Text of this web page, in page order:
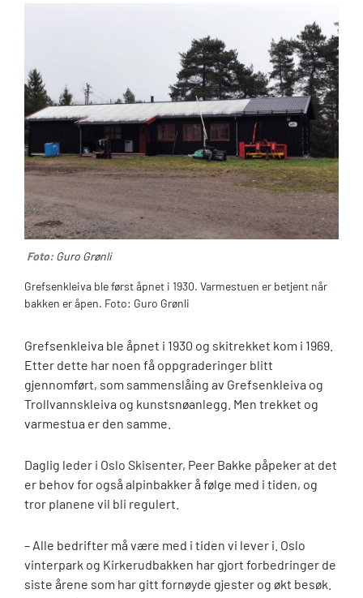
Foto: Guro Grønli
Grefsenkleiva ble først åpnet i 1930. Varmestuen er betjent når
bakken er åpen. Foto: Guro Grønli
Grefsenkleiva ble åpnet i 1930 og skitrekket kom i 1969.
Etter dette har noen få oppgraderinger blitt
gjennomført, som sammenslåing av Grefsenkleiva og
Trollvannskleiva og kunstsnøanlegg. Men trekket og
varmestua er den samme.
Daglig leder i Oslo Skisenter, Peer Bakke påpeker at det
er behov for også alpinbakker å følge med i tiden, og
tror planene vil bli regulert.
– Alle bedrifter må være med i tiden vi lever i. Oslo
vinterpark og Kirkerudbakken har gjort forbedringer de
siste årene som har gitt fornøyde gjester og økt besøk.